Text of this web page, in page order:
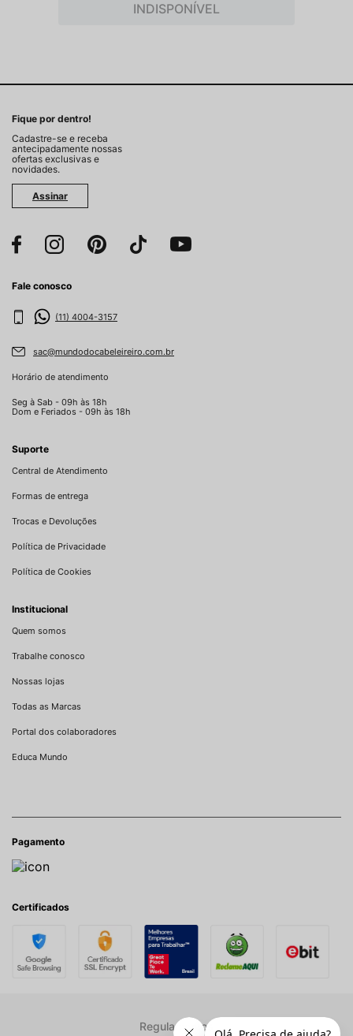
INDISPONÍVEL
Fique por dentro!
Cadastre-se e receba
antecipadamente nossas
ofertas exclusivas e
novidades.
Assinar
Fale conosco
(11) 4004-3157
sac@mundodocabeleireiro.com.br
Horário de atendimento
Seg à Sab - 09h às 18h
Dom e Feriados - 09h às 18h
Suporte
Central de Atendimento
Formas de entrega
Trocas e Devoluções
Política de Privacidade
Política de Cookies
Institucional
Quem somos
Trabalhe conosco
Nossas lojas
Todas as Marcas
Portal dos colaboradores
Educa Mundo
Pagamento
Certificados
Regulamentos